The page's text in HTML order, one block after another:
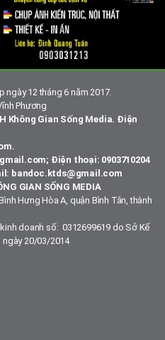
ngày 12 tháng 6 năm 2017.
Phương
Không Gian Sống Media. Điện
Điện thoại: 0903710204
bandoc.ktds@gmail.com
GIAN SỐNG MEDIA
Hưng Hòa A, quận Bình Tân, thành
doanh số: 0312699619 do Sở Kế
ngày 20/03/2014